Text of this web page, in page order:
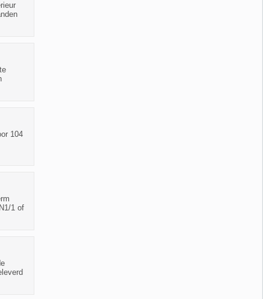
104
1 of